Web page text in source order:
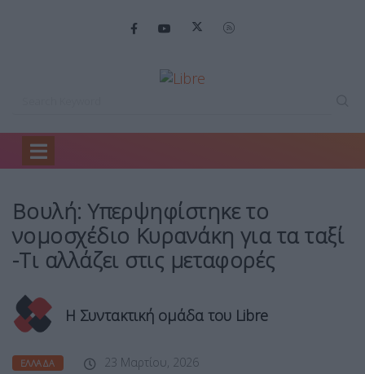
Home
Βουλή: Υπερψηφίστηκε το
νομοσχέδιο Κυρανάκη για τα ταξί
-Τι αλλάζει στις μεταφορές
Η Συντακτική ομάδα του Libre
ΕΛΛΆΔΑ 23 Μαρτίου, 2026